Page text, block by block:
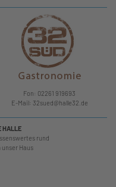
Fon: 02261 919693
E-Mail: 32sued@halle32.de
HALLE
rund
unser Haus